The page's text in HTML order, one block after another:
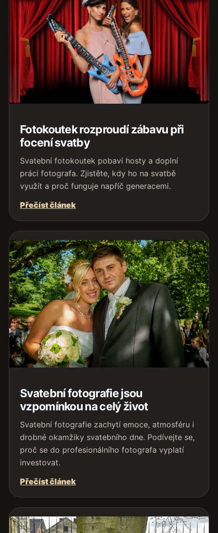
Fotokoutek rozproudí zábavu při
focení svatby
Svatební fotokoutek pobaví hosty a doplní
práci fotografa. Zjistěte, kdy ho na svatbě
využít a proč funguje napříč generacemi.
Přečíst článek
Svatební fotografie jsou
vzpomínkou na celý život
Svatební fotografie zachytí emoce, atmosféru i
drobné okamžiky svatebního dne. Podívejte se,
proč se do profesionálního fotografa vyplatí
investovat.
Přečíst článek